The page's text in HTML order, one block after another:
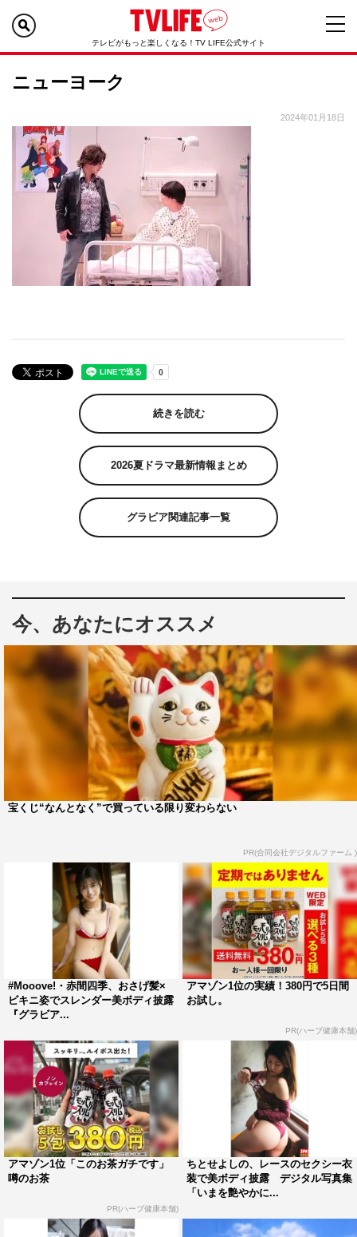
テレビがもっと楽しくなる！TV LIFE公式サイト
ニューヨーク
2024年01月18日
続きを読む
2026夏ドラマ最新情報まとめ
グラビア関連記事一覧
今、あなたにオススメ
宝くじ“なんとなく”で買っている限り変わらない
PR(合同会社デジタルファーム )
#Mooove!・赤間四季、おさげ髪×
ビキニ姿でスレンダー美ボディ披露
『グラビア...
アマゾン1位の実績！380円で5日間
お試し。
PR(ハーブ健康本舗)
アマゾン1位「このお茶ガチです」
噂のお茶
PR(ハーブ健康本舗)
ちとせよしの、レースのセクシー衣
装で美ボディ披露 デジタル写真集
「いまを艶やかに...